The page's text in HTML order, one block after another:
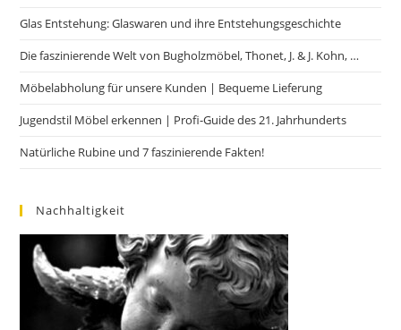
Glas Entstehung: Glaswaren und ihre Entstehungsgeschichte
Die faszinierende Welt von Bugholzmöbel, Thonet, J. & J. Kohn, …
Möbelabholung für unsere Kunden | Bequeme Lieferung
Jugendstil Möbel erkennen | Profi-Guide des 21. Jahrhunderts
Natürliche Rubine und 7 faszinierende Fakten!
Nachhaltigkeit